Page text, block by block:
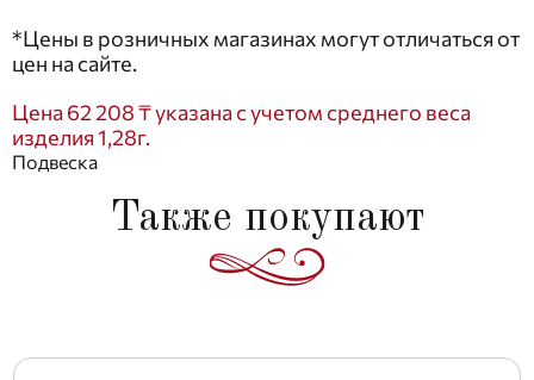
*Цены в розничных магазинах могут отличаться от
цен на сайте.
Цена 62 208 ₸ указана с учетом среднего веса
изделия 1,28г.
Подвеска
Также покупают